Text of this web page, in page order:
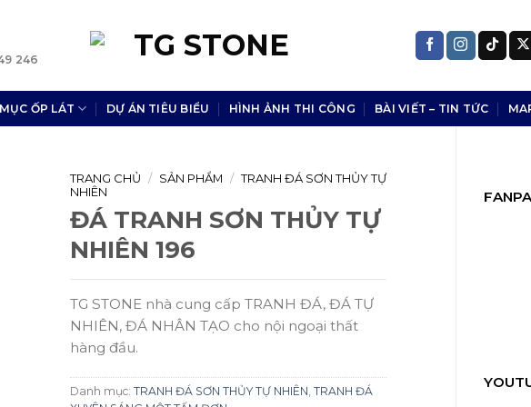
246
ỐP LÁT DỰ ÁN TIÊU BIỂU HÌNH ẢNH THI CÔNG BÀI VIẾT – TIN TỨC
TRANG CHỦ / SẢN PHẨM / TRANH ĐÁ SƠN THỦY TỰ
NHIÊN
ĐÁ TRANH SƠN THỦY TỰ
NHIÊN 196
TG STONE nhà cung cấp TRANH ĐÁ, ĐÁ TỰ
NHIÊN, ĐÁ NHÂN TẠO cho nội ngoại thất
hàng đầu.
Danh mục:TRANH ĐÁ SƠN THỦY TỰ NHIÊN ,TRANH ĐÁ